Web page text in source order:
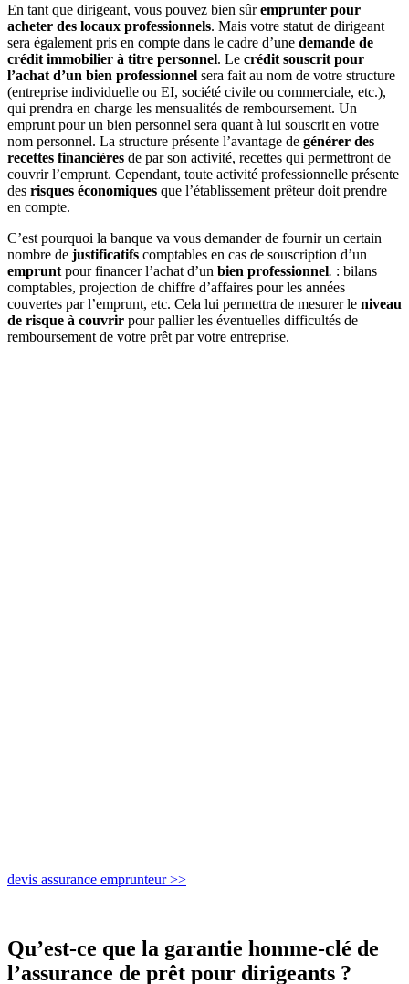
En tant que dirigeant, vous pouvez bien sûremprunter pour
acheter des locaux professionnels. Mais votre statut de dirigeant
sera également pris en compte dans le cadre d’une demande de
crédit immobilier à titre personnel. Le crédit souscrit pour
l’achat d’un bien professionnel sera fait au nom de votre structure
(entreprise individuelle ou EI, société civile ou commerciale, etc.),
qui prendra en charge les mensualités de remboursement. Un
emprunt pour un bien personnel sera quant à lui souscrit en votre
nom personnel. La structure présente l’avantage de générer des
recettes financières de par son activité, recettes qui permettront de
couvrir l’emprunt. Cependant, toute activité professionnelle présente
des risques économiques que l’établissement prêteur doit prendre
en compte.
C’est pourquoi la banque va vous demander de fournir un certain
nombre de justificatifs comptables en cas de souscription d’un
emprunt pour financer l’achat d’un bien professionnel. : bilans
comptables, projection de chiffre d’affaires pour les années
couvertes par l’emprunt, etc. Cela lui permettra de mesurer le niveau
de risque à couvrir pour pallier les éventuelles difficultés de
remboursement de votre prêt par votre entreprise.
devis assurance emprunteur >>
Qu’est-ce que la garantie homme-clé de
l’assurance de prêt pour dirigeants ?